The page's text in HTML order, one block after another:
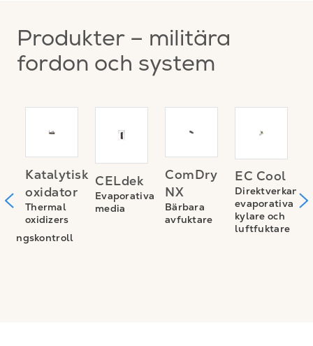
Produkter – militära
fordon och system
Katalytisk
oxidator
Thermal
oxidizers
CELdek
Evaporativa
media
ComDry
NX
Bärbara
avfuktare
EC Cool
Direktverkande
evaporativa
kylare och
luftfuktare